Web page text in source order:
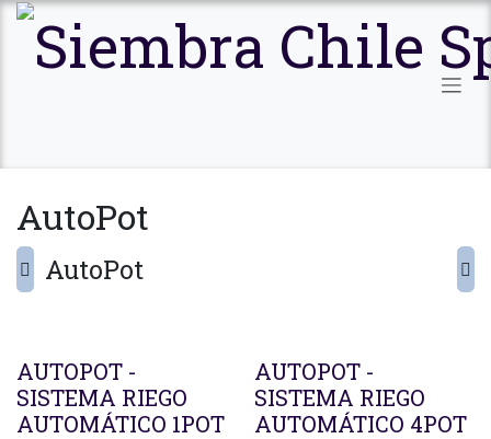
Ir al contenido
AutoPot
AutoPot
AUTOPOT -
SISTEMA RIEGO
AUTOMÁTICO 1POT
AUTOPOT -
SISTEMA RIEGO
AUTOMÁTICO 4POT